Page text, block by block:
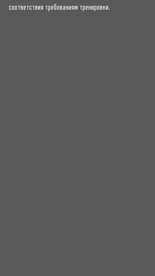
соответствия требованиям тренировки.